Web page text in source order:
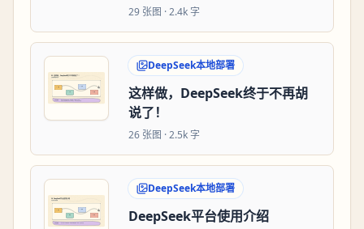
29 张图 ·2.4k 字
DeepSeek本地部署
这样做，DeepSeek终于不再胡
说了！
26 张图 ·2.5k 字
DeepSeek本地部署
DeepSeek平台使用介绍